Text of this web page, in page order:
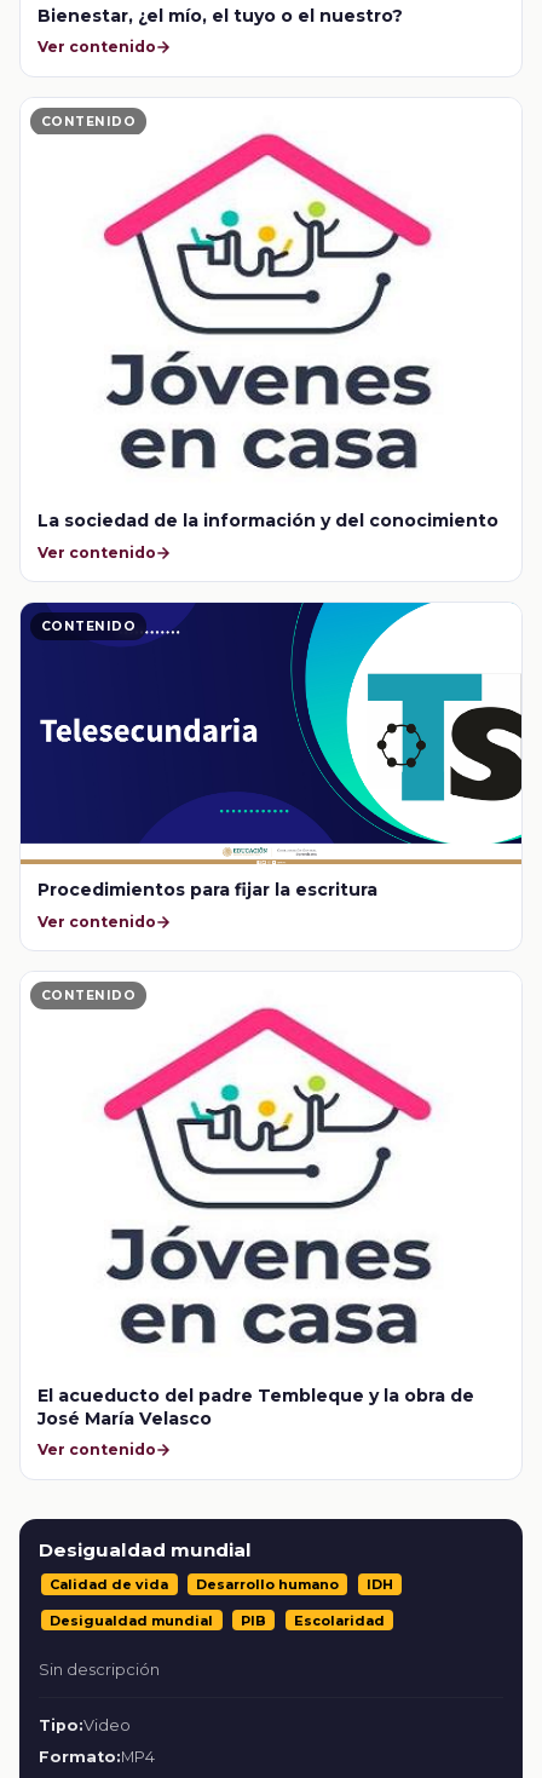
Bienestar, ¿el mío, el tuyo o el nuestro?
Ver contenido
CONTENIDO
La sociedad de la información y del conocimiento
Ver contenido
CONTENIDO
Procedimientos para fijar la escritura
Ver contenido
CONTENIDO
El acueducto del padre Tembleque y la obra de
José María Velasco
Ver contenido
Desigualdad mundial
Calidad de vida Desarrollo humano IDH
Desigualdad mundial PIB Escolaridad
Sin descripción
Tipo:Video
Formato:MP4